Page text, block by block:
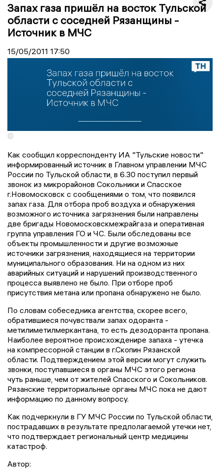
Запах газа пришёл на восток Тульской
области с соседней Рязанщины -
Источник в МЧС
15/05/2011 17:50
©
Как сообщил корреспонденту ИА "Тульские новости"
информированный источник в Главном управлении МЧС
России по Тульской области, в 6.30 поступил первый
звонок из микрорайонов Сокольники и Спасское
г.Новомосковск с сообщениями о том, что появился
запах газа. Для отбора проб воздуха и обнаружения
возможного источника загрязнения были направлены
две бригады Новомосковскмежрайгаза и оперативная
группа управления ГО и ЧС. Были обследованы все
объекты промышленности и другие возможные
источники загрязнения, находящиеся на территории
муниципального образования. Ни на одном из них
аварийных ситуаций и нарушений производственного
процесса выявлено не было. При отборе проб
присутствия метана или пропана обнаружено не было.
По словам собеседника агентства, скорее всего,
обратившиеся почувствали запах одоранта -
метилиметилмеркантана, то есть дезодоранта пропана.
Наиболее вероятное происхожденире запаха - утечка
на компрессорной станции в г.Скопин Рязанской
области. Подтверждением этой версии могут служить
звонки, поступавшиеся в органы МЧС этого региона
чуть раньше, чем от жителей Спасского и Сокольников.
Рязанские территориальные органы МЧС пока не дают
информацию по данному вопросу.
Как подчеркнули в ГУ МЧС России по Тульской области,
пострадавших в результате предполагаемой утечки нет,
что подтверждает региональный центр медицины
катастроф.
Автор: